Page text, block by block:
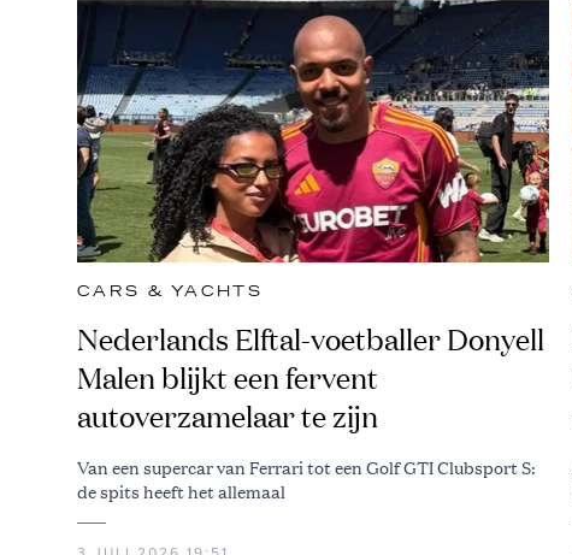
CARS & YACHTS
Nederlands Elftal-voetballer Donyell
Malen blijkt een fervent
autoverzamelaar te zijn
Van een supercar van Ferrari tot een Golf GTI Clubsport S:
de spits heeft het allemaal